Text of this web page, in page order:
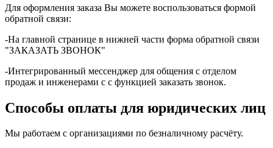
Для оформления заказа Вы можете воспользоваться формой
обратной связи:
-На главной странице в нижней части форма обратной связи
"ЗАКАЗАТЬ ЗВОНОК"
-Интегрированный мессенджер для общения с отделом
продаж и инженерами с с функцией заказать звонок.
Способы оплаты для юридических лиц
Мы работаем с организациями по безналичному расчёту.